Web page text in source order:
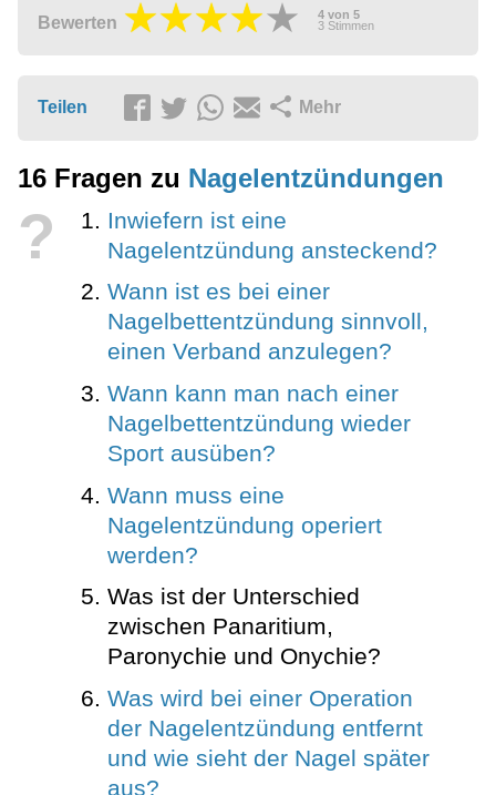
Bewerten 4 von 5
3 Stimmen
Teilen Mehr
16 Fragen zu Nagelentzündungen
?
Inwiefern ist eine
Nagelentzündung ansteckend?
Wann ist es bei einer
Nagelbettentzündung sinnvoll,
einen Verband anzulegen?
Wann kann man nach einer
Nagelbettentzündung wieder
Sport ausüben?
Wann muss eine
Nagelentzündung operiert
werden?
Was ist der Unterschied
zwischen Panaritium,
Paronychie und Onychie?
Was wird bei einer Operation
der Nagelentzündung entfernt
und wie sieht der Nagel später
aus?